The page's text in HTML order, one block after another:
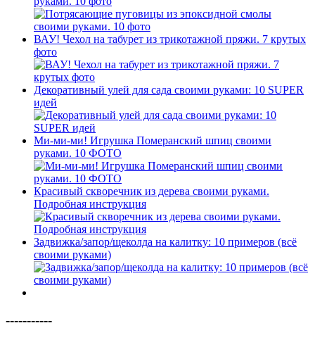
ВАУ! Чехол на табурет из трикотажной пряжи. 7 крутых
фото
Декоративный улей для сада своими руками: 10 SUPER
идей
Ми-ми-ми! Игрушка Померанский шпиц своими
руками. 10 ФОТО
Красивый скворечник из дерева своими руками.
Подробная инструкция
Задвижка/запор/щеколда на калитку: 10 примеров (всё
своими руками)
-----------